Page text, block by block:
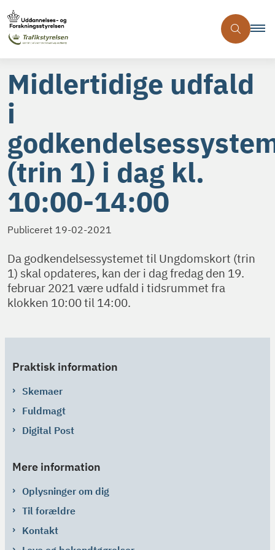
Midlertidige udfald
i
(trin 1) i dag kl.
10:00-14:00
Publiceret 19-02-2021
Da godkendelsessystemet til Ungdomskort (trin
1) skal opdateres, kan der i dag fredag den 19.
februar 2021 være udfald i tidsrummet fra
klokken 10:00 til 14:00.
Praktisk information
Skemaer
Fuldmagt
Digital Post
Mere information
Oplysninger om dig
Til forældre
Kontakt